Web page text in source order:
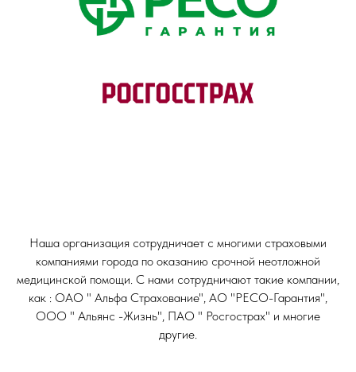
Наша организация сотрудничает с многими страховыми
компаниями города по оказанию срочной неотложной
медицинской помощи. С нами сотрудничают такие компании,
как : ОАО " Альфа Страхование", АО "РЕСО-Гарантия",
ООО " Альянс -Жизнь", ПАО " Росгострах" и многие
другие.